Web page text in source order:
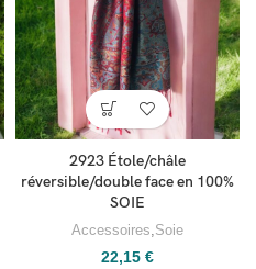
2923 Étole/châle
réversible/double face en 100%
SOIE
Accessoires Soie
22,15 €